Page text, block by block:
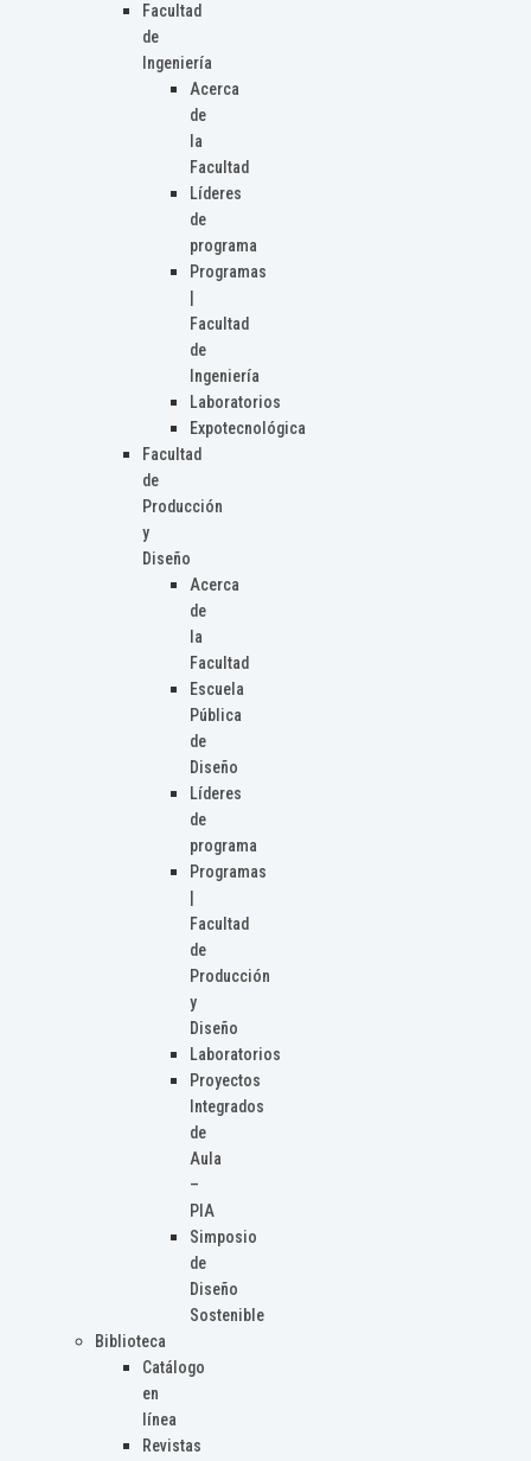
Facultad
de
Ingeniería
Acerca
de
la
Facultad
Líderes
de
programa
Programas
Facultad
de
Ingeniería
Laboratorios
Expotecnológica
Facultad
de
Producción
y
Diseño
Acerca
de
la
Facultad
Escuela
Pública
de
Diseño
Líderes
de
programa
Programas
Facultad
de
Producción
y
Diseño
Laboratorios
Proyectos
Integrados
de
Aula
–
PIA
Simposio
de
Diseño
Sostenible
Biblioteca
Catálogo
en
línea
Revistas